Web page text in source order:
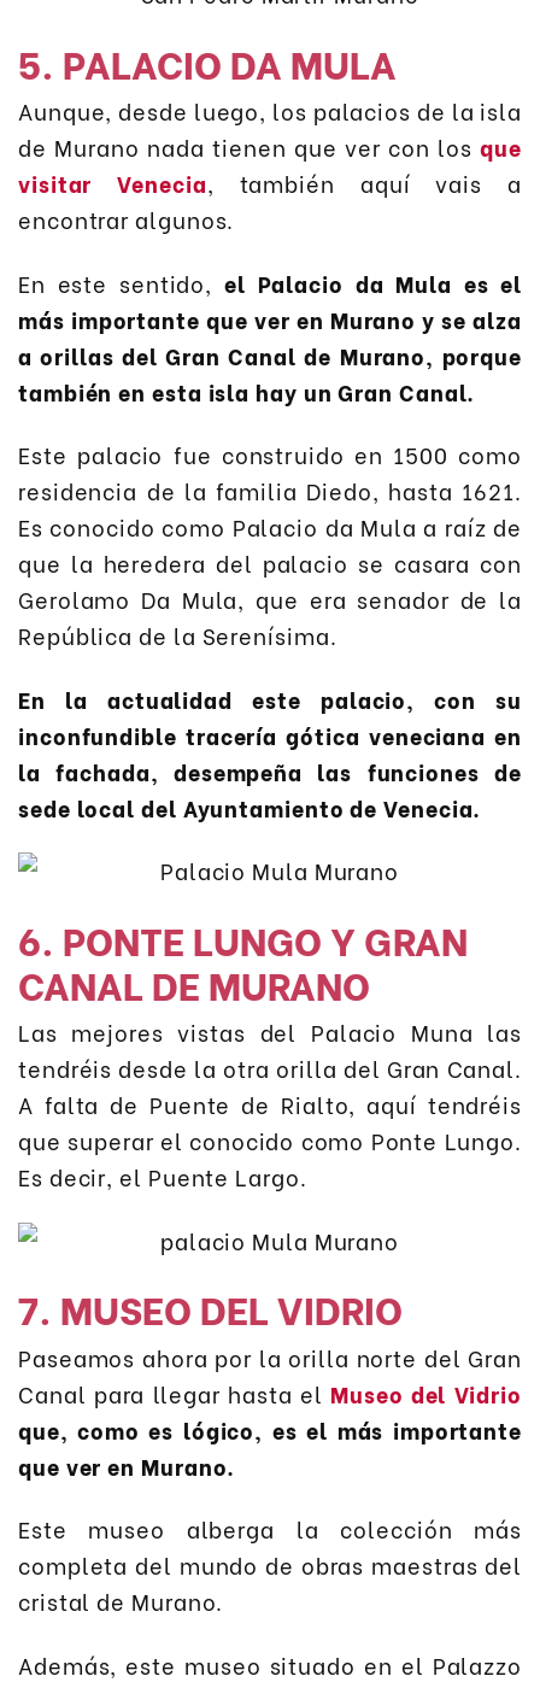
5. PALACIO DA MULA
Aunque, desde luego, los palacios de la isla
de Murano nada tienen que ver con losque
visitar Venecia, también aquí vais a
encontrar algunos.
En este sentido, el Palacio da Mula es el
más importante que ver en Murano y se alza
a orillas del Gran Canal de Murano, porque
también en esta isla hay un Gran Canal.
Este palacio fue construido en 1500 como
residencia de la familia Diedo, hasta 1621.
Es conocido como Palacio da Mula a raíz de
que la heredera del palacio se casara con
Gerolamo Da Mula, que era senador de la
República de la Serenísima.
En la actualidad este palacio, con su
inconfundible tracería gótica veneciana en
la fachada, desempeña las funciones de
sede local del Ayuntamiento de Venecia.
6. PONTE LUNGO Y GRAN
CANAL DE MURANO
Las mejores vistas del Palacio Muna las
tendréis desde la otra orilla del Gran Canal.
A falta de Puente de Rialto, aquí tendréis
que superar el conocido como Ponte Lungo.
Es decir, el Puente Largo.
7. MUSEO DEL VIDRIO
Paseamos ahora por la orilla norte del Gran
Canal para llegar hasta el Museo del Vidrio
que, como es lógico, es el más importante
que ver en Murano.
Este museo alberga la colección más
completa del mundo de obras maestras del
cristal de Murano.
Además, este museo situado en el Palazzo